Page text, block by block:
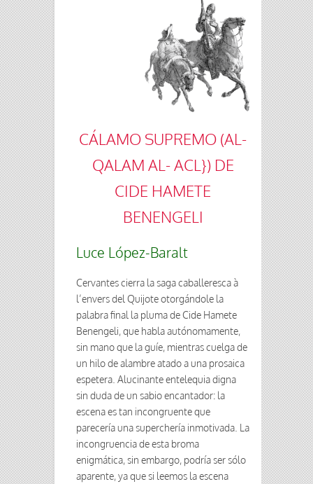
CÁLAMO SUPREMO (AL-
QALAM AL- ACL}) DE
CIDE HAMETE
BENENGELI
Luce López-Baralt
Cervantes cierra la saga caballeresca à
l’envers del Quijote otorgándole la
palabra final la pluma de Cide Hamete
Benengeli, que habla autónomamente,
sin mano que la guíe, mientras cuelga de
un hilo de alambre atado a una prosaica
espetera. Alucinante entelequia digna
sin duda de un sabio encantador: la
escena es tan incongruente que
parecería una superchería inmotivada. La
incongruencia de esta broma
enigmática, sin embargo, podría ser sólo
aparente, ya que si leemos la escena